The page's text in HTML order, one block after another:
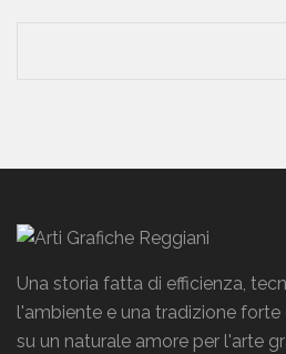
Una storia fatta di efficienza,
l'ambiente e una tradizione
su un naturale amore per l'arte